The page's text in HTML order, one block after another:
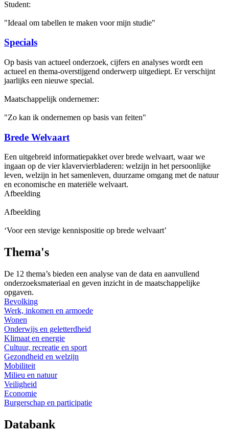
Student:
"Ideaal om tabellen te maken voor mijn studie"
Specials
Op basis van actueel onderzoek, cijfers en analyses wordt een
actueel en thema-overstijgend onderwerp uitgediept. Er verschijnt
jaarlijks een nieuwe special.
Maatschappelijk ondernemer:
"Zo kan ik ondernemen op basis van feiten"
Brede Welvaart
Een uitgebreid informatiepakket over brede welvaart, waar we
ingaan op de vier klavervierbladeren: welzijn in het persoonlijke
leven, welzijn in het samenleven, duurzame omgang met de natuur
en economische en materiële welvaart.
Afbeelding
Afbeelding
‘Voor een stevige kennispositie op brede welvaart’
Thema's
De 12 thema’s bieden een analyse van de data en aanvullend
onderzoeksmateriaal en geven inzicht in de maatschappelijke
opgaven.
Bevolking
Werk, inkomen en armoede
Wonen
Onderwijs en geletterdheid
Klimaat en energie
Cultuur, recreatie en sport
Gezondheid en welzijn
Mobiliteit
Milieu en natuur
Veiligheid
Economie
Burgerschap en participatie
Databank